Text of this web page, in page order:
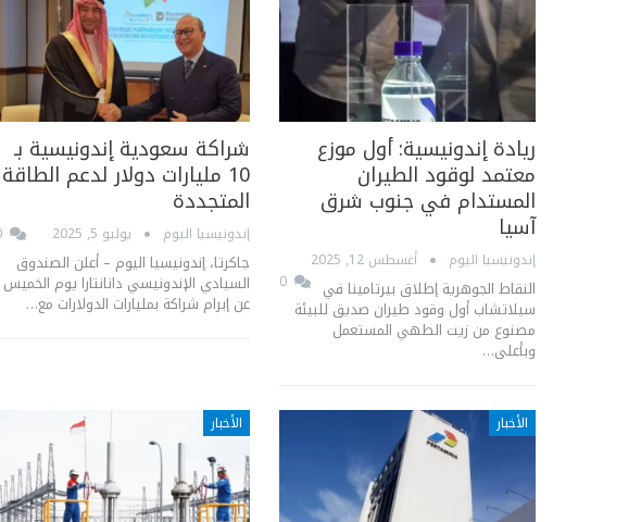
ريادة إندونيسية: أول موزع
معتمد لوقود الطيران
المستدام في جنوب شرق
آسيا
إندونيسيا اليوم
أغسطس 12, 2025
النقاط الجوهرية إطلاق بيرتامينا في
سيلاتشاب أول وقود طيران صديق للبيئة
مصنوع من زيت الطهي المستعمل
وبأعلى…
شراكة سعودية إندونيسية بـ
10 مليارات دولار لدعم الطاقة
المتجددة
إندونيسيا اليوم يوليو 5, 2025 0
جاكرتا، إندونيسيا اليوم – أعلن الصندوق
السيادي الإندونيسي دانانتارا يوم الخميس
عن إبرام شراكة بمليارات الدولارات مع…
الأخبار الأخبار